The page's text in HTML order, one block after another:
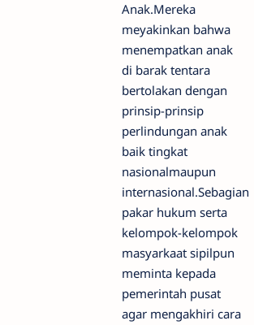
Anak.Mereka
meyakinkan bahwa
menempatkan anak
di barak tentara
bertolakan dengan
prinsip-prinsip
perlindungan anak
baik tingkat
nasionalmaupun
internasional.Sebagian
pakar hukum serta
kelompok-kelompok
masyarkaat sipilpun
meminta kepada
pemerintah pusat
agar mengakhiri cara